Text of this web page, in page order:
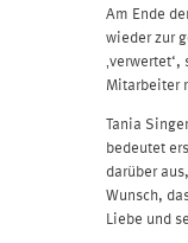
Am Ende
wieder zur
Mitarbeiter
Tania
bedeutet
darüber
Wunsch,
Liebe und